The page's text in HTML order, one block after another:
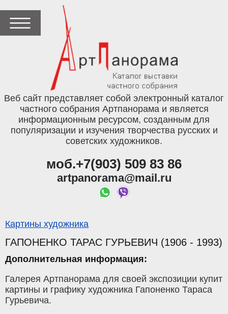
Веб сайт представляет собой электронный каталог
частного собрания Артпанорама и является
информационным ресурсом, созданным для
популяризации и изучения творчества русских и
советских художников.
моб.+7(903) 509 83 86
artpanorama@mail.ru
Картины художника
ГАПОНЕНКО ТАРАС ГУРЬЕВИЧ (1906 - 1993)
Дополнительная информация:
Галерея Артпанорама для своей экспозиции купит
картины и графику художника Гапоненко Тараса
Гурьевича.